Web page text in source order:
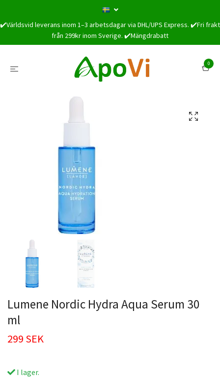
✔️Världsvid leverans inom 1–3 arbetsdagar via DHL/UPS Express. ✔️Fri frakt
från 299kr inom Sverige. ✔️Mängdrabatt
0
Lumene Nordic Hydra Aqua Serum 30
ml
299 SEK
I lager.